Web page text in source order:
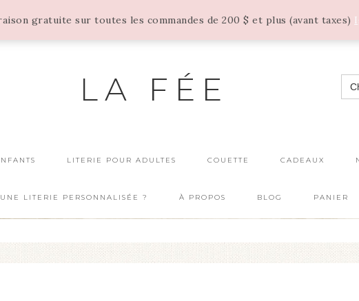
gratuite sur toutes les commandes de 200 $ et plus (avant taxes)
LA FÉE
LITERIE POUR ADULTES COUETTE CADEAUX
LITERIE PERSONNALISÉE ? À PROPOS BLOG PANIER